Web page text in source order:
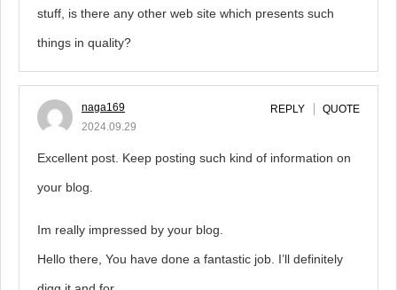
stuff, is there any other web site which presents such
things in quality?
naga169
2024.09.29
REPLY QUOTE
Excellent post. Keep posting such kind of information on
your blog.
Im really impressed by your blog.
Hello there, You have done a fantastic job. I’ll definitely